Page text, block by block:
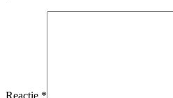
Reactie *